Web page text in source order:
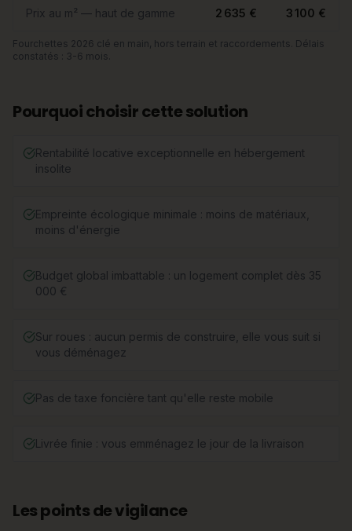
Prix au m² — haut de gamme 2 635 € 3 100 €
Fourchettes 2026 clé en main, hors terrain et raccordements. Délais
constatés : 3-6 mois.
Pourquoi choisir cette solution
Rentabilité locative exceptionnelle en hébergement
insolite
Empreinte écologique minimale : moins de matériaux,
moins d'énergie
Budget global imbattable : un logement complet dès 35
000 €
Sur roues : aucun permis de construire, elle vous suit si
vous déménagez
Pas de taxe foncière tant qu'elle reste mobile
Livrée finie : vous emménagez le jour de la livraison
Les points de vigilance